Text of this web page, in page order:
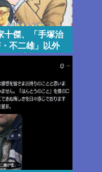
十傑、「手塚治
不二雄」以外
論が出るwww